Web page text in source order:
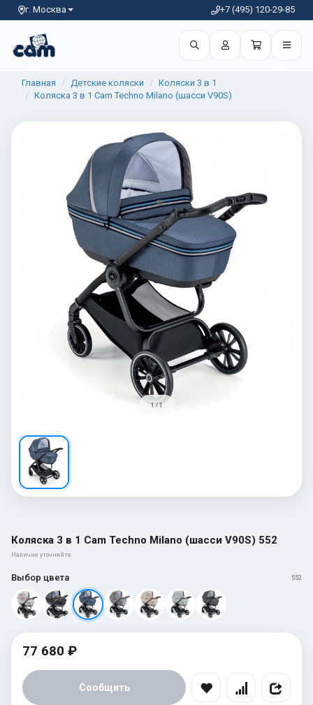
г. Москва +7 (495) 120-29-85
Главная Детские коляски
Коляски 3 в 1
Коляска 3 в 1 Cam Techno Milano (шасси V90S)
1 / 1
Коляска 3 в 1 Cam Techno Milano (шасси V90S) 552
Наличие уточняйте
Выбор цвета 552
77 680 ₽
Сообщить